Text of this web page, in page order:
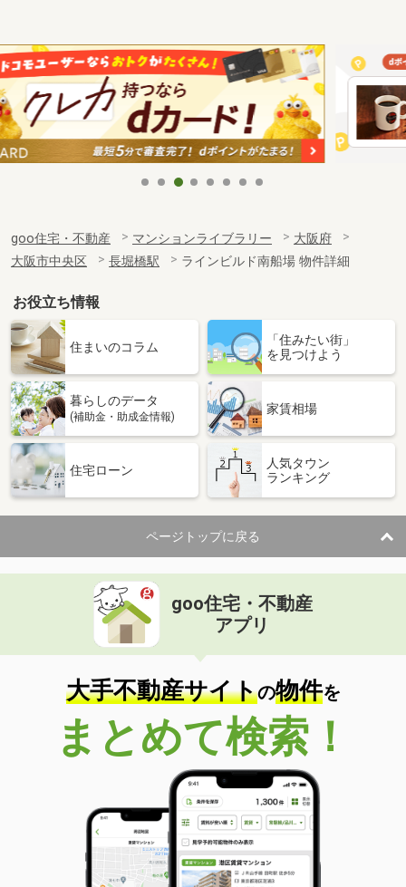
goo住宅・不動産 マンションライブラリー
大阪府
大阪市中央区
長堀橋駅 ラインビルド南船場 物件詳細
お役立ち情報
住まいのコラム
「住みたい街」
を見つけよう
暮らしのデータ
(補助金・助成金情報)
家賃相場
住宅ローン
人気タウン
ランキング
ページトップに戻る
goo住宅・不動産
アプリ
大手不動産サイトの物件を
まとめて検索！